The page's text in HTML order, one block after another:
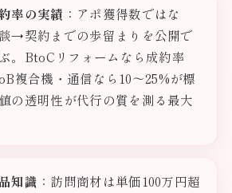
率の実績 ：アポ獲得数ではな
→契約までの歩留まりを公開で
。BtoCリフォームなら成約率
複合機・通信なら10〜25%が標
の透明性が代行の質を測る最大
知識 ：訪問商材は単価100万円超